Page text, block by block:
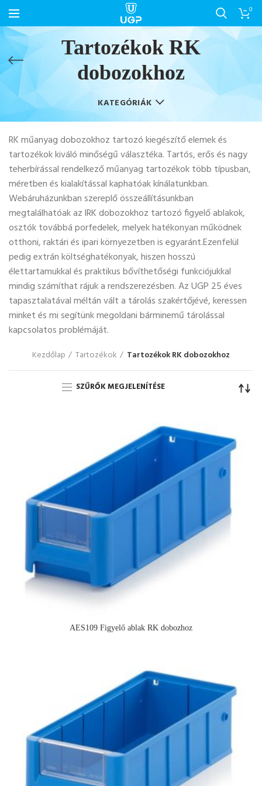
0
Tartozékok RK
dobozokhoz
KATEGÓRIÁK
RK műanyag dobozokhoz tartozó kiegészítő elemek és
tartozékok kiváló minőségű választéka. Tartós, erős és nagy
teherbírással rendelkező műanyag tartozékok több típusban,
méretben és kialakítással kaphatóak kínálatunkban.
Webáruházunkban szereplő összeállításunkban
megtalálhatóak az lRK dobozokhoz tartozó figyelő ablakok,
osztók továbbá porfedelek, melyek hatékonyan működnek
otthoni, raktári és ipari környezetben is egyaránt.Ezenfelül
pedig extrán költséghatékonyak, hiszen hosszú
élettartamukkal és praktikus bővíthetőségi funkciójukkal
mindig számíthat rájuk a rendszerezésben. Az UGP 25 éves
tapasztalatával méltán vált a tárolás szakértőjévé, keressen
minket és mi segítünk megoldani bárminemű tárolással
kapcsolatos problémáját.
Kezdőlap Tartozékok Tartozékok RK dobozokhoz
SZŰRŐK MEGJELENÍTÉSE
AES109 Figyelő ablak RK dobozhoz